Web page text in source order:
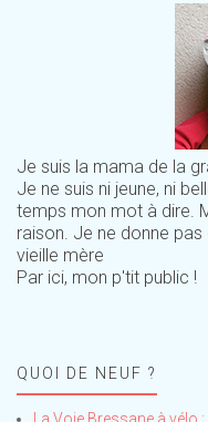
Je suis la mama de la
Je ne suis ni jeune, ni
temps mon mot à dire.
raison. Je ne donne
vieille mère
Par ici, mon p'tit public !
QUOI DE NEUF ?